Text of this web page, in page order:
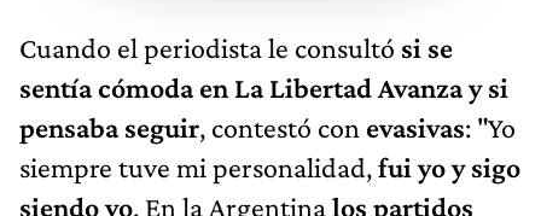
Cuando el periodista le consultó si se
sentía cómoda en La Libertad Avanza y si
pensaba seguir, contestó con evasivas: "Yo
siempre tuve mi personalidad,fui yo y sigo
siendo yo. En la Argentinalos partidos